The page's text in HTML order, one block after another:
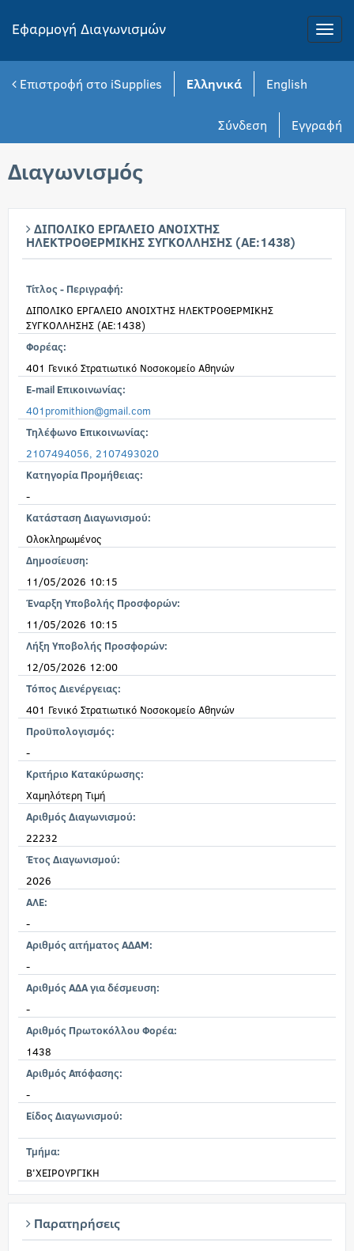
Toggle
Εφαρμογή Διαγωνισμών
Επιστροφή στο iSupplies Ελληνικά English
Εγγραφή
Σύνδεση
Διαγωνισμός
ΔΙΠΟΛΙΚΟ ΕΡΓΑΛΕΙΟ ΑΝΟΙΧΤΗΣ
ΗΛΕΚΤΡΟΘΕΡΜΙΚΗΣ ΣΥΓΚΟΛΛΗΣΗΣ (ΑΕ:1438)
Τίτλος - Περιγραφή:
ΔΙΠΟΛΙΚΟ ΕΡΓΑΛΕΙΟ ΑΝΟΙΧΤΗΣ ΗΛΕΚΤΡΟΘΕΡΜΙΚΗΣ
ΣΥΓΚΟΛΛΗΣΗΣ (ΑΕ:1438)
Φορέας:
401 Γενικό Στρατιωτικό Νοσοκομείο Αθηνών
E-mail Επικοινωνίας:
401promithion@gmail.com
Τηλέφωνο Επικοινωνίας:
2107494056, 2107493020
Κατηγορία Προμήθειας:
-
Κατάσταση Διαγωνισμού:
Ολοκληρωμένος
Δημοσίευση:
11/05/2026 10:15
Έναρξη Υποβολής Προσφορών:
11/05/2026 10:15
Λήξη Υποβολής Προσφορών:
12/05/2026 12:00
Τόπος Διενέργειας:
401 Γενικό Στρατιωτικό Νοσοκομείο Αθηνών
Προϋπολογισμός:
-
Κριτήριο Κατακύρωσης:
Χαμηλότερη Τιμή
Αριθμός Διαγωνισμού:
22232
Έτος Διαγωνισμού:
2026
ΑΛΕ:
-
Αριθμός αιτήματος ΑΔΑΜ:
-
Αριθμός ΑΔΑ για δέσμευση:
-
Αριθμός Πρωτοκόλλου Φορέα:
1438
Αριθμός Απόφασης:
-
Είδος Διαγωνισμού:
Τμήμα:
Β'ΧΕΙΡΟΥΡΓΙΚΗ
Παρατηρήσεις